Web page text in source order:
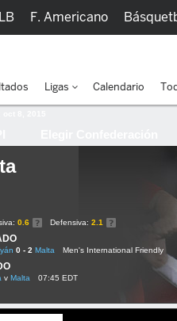
0.6 Defensiva: 2.1
0 - 2 Malta Men's International Friendly
v Malta 07:45 EDT
F. Americano
Ligas Calendario